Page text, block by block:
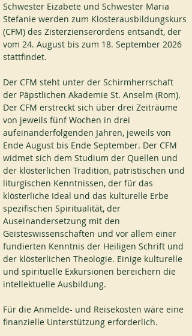
Schwester Eizabete und Schwester Maria
Stefanie werden zum Klosterausbildungskurs
(CFM) des Zisterzienserordens entsandt, der
vom 24. August bis zum 18. September 2026
stattfindet.
Der CFM steht unter der Schirmherrschaft
der Päpstlichen Akademie St. Anselm (Rom).
Der CFM erstreckt sich über drei Zeiträume
von jeweils fünf Wochen in drei
aufeinanderfolgenden Jahren, jeweils von
Ende August bis Ende September. Der CFM
widmet sich dem Studium der Quellen und
der klösterlichen Tradition, patristischen und
liturgischen Kenntnissen, der für das
klösterliche Ideal und das kulturelle Erbe
spezifischen Spiritualität, der
Auseinandersetzung mit den
Geisteswissenschaften und vor allem einer
fundierten Kenntnis der Heiligen Schrift und
der klösterlichen Theologie. Einige kulturelle
und spirituelle Exkursionen bereichern die
intellektuelle Ausbildung.
Für die Anmelde- und Reisekosten wäre eine
finanzielle Unterstützung erforderlich.